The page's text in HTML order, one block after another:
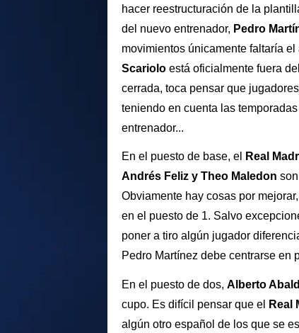
hacer reestructuración de la
del nuevo entrenador, Pedro
movimientos únicamente faltaría
Scariolo está oficialmente fuera del
cerrada, toca pensar que
teniendo en cuenta las
entrenador...
En el puesto de base, el Real
Andrés Feliz y Theo Maledon
Obviamente hay cosas por
en el puesto de 1. Salvo
poner a tiro algún jugador
Pedro Martínez debe centrarse en
En el puesto de dos, Alberto
cupo. Es difícil pensar que el
Real
algún otro español de los que se